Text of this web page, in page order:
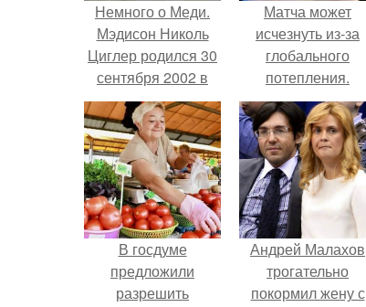
Немного о Меди.
Мэдисон Николь
Циглер родился 30
сентября 2002 в
Питтсбурге, штат
Пенсильвания.
Матча может
исчезнуть из-за
глобального
потепления.
В госдуме
предложили
разрешить
Андрей Малахов
трогательно
покормил жену с